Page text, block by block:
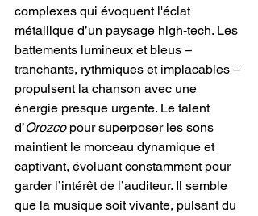
complexes qui évoquent l'éclat
métallique d’un paysage high-tech. Les
battements lumineux et bleus –
tranchants, rythmiques et implacables –
propulsent la chanson avec une
énergie presque urgente. Le talent
d’Orozco pour superposer les sons
maintient le morceau dynamique et
captivant, évoluant constamment pour
garder l’intérêt de l’auditeur. Il semble
que la musique soit vivante, pulsant du